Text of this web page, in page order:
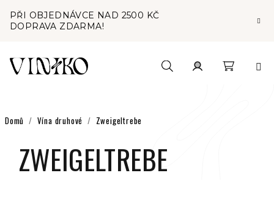
obsah
PŘI OBJEDNÁVCE NAD 2500 KČ
DOPRAVA ZDARMA!
Domů / Vína druhové / Zweigeltrebe
ZWEIGELTREBE